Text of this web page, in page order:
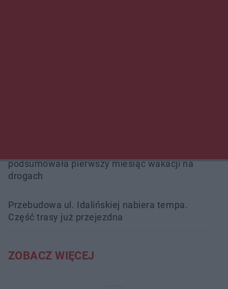
podsumowała pierwszy miesiąc wakacji na
drogach
Przebudowa ul. Idalińskiej nabiera tempa.
Część trasy już przejezdna
ZOBACZ WIĘCEJ